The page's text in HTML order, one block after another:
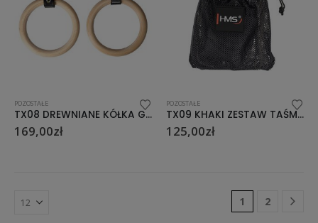
POZOSTAŁE
TX08 DREWNIANE KÓŁKA GIMNASTYCZNE Z MIARKĄ KARABIŃCZYK HMS PREMIUM
169,00zł
POZOSTAŁE
TX09 KHAKI ZESTAW TAŚM DO ĆWICZEŃ HMS
125,00zł
1 2